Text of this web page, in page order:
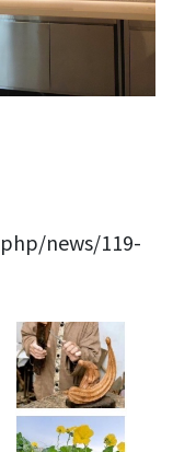
news/119-